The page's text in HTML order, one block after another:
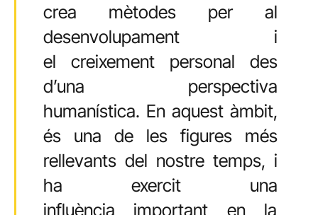
crea mètodes per al
desenvolupament i
el creixement personal des
d’una perspectiva
humanística. En aquest àmbit,
és una de les figures més
rellevants del nostre temps, i
ha exercit una
influència important en la